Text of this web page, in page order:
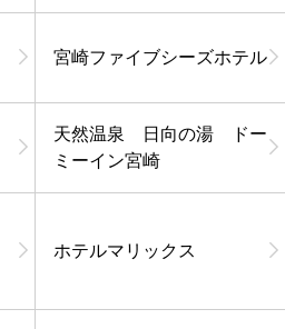
宮崎ファイブシーズホテル
天然温泉 日向の湯 ドー
ミーイン宮崎
ホテルマリックス